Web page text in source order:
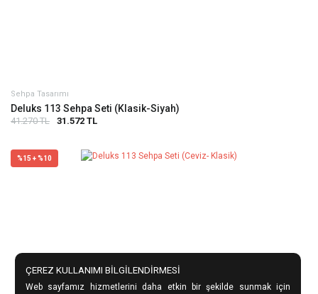
Sehpa Tasarımı
Deluks 113 Sehpa Seti (Klasik-Siyah)
41.270 TL 31.572 TL
%15 + %10
ÇEREZ KULLANIMI BİLGİLENDİRMESİ
Web sayfamız hizmetlerini daha etkin bir şekilde sunmak için